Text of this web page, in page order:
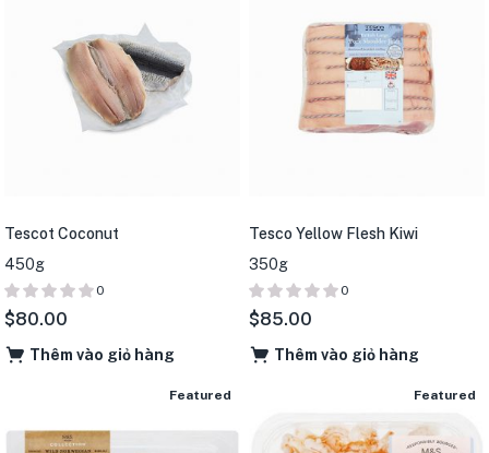
Tescot Coconut
450g
0
$80.00
Thêm vào giỏ hàng
Tesco Yellow Flesh Kiwi
350g
0
$85.00
Thêm vào giỏ hàng
Featured Featured